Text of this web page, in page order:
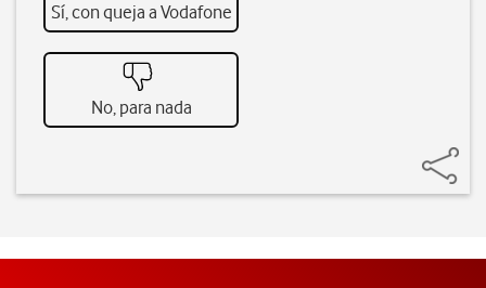
Sí, con queja a Vodafone
No, para nada